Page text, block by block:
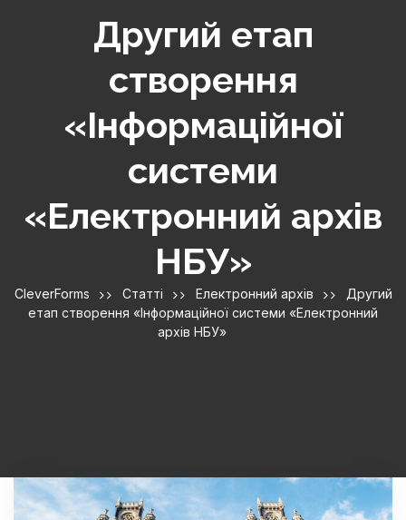
Другий етап
створення
«Інформаційної
системи
«Електронний архів
НБУ»
CleverForms Статті Електронний архів
Другий
етап створення «Інформаційної системи «Електронний
архів НБУ»